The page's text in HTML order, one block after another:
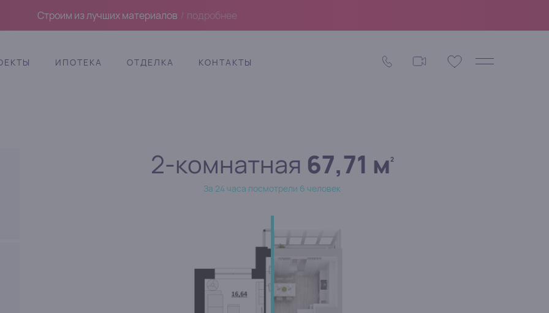
Строим из лучших материалов / подробнее
ИПОТЕКА ОТДЕЛКА КОНТАКТЫ
2-комнатная 67,71 м 2
За 24 часа посмотрели 6 человек